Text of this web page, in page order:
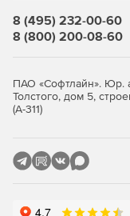
8 (495) 232-00-60
8 (800) 200-08-60
ПАО «Софтлайн». Юр.
Толстого, дом 5,
(А-311)